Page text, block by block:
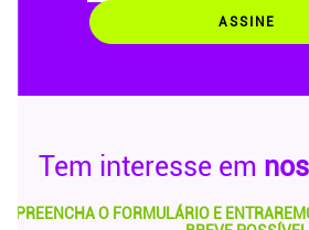
ASSINE
Tem interesse em
PREENCHA O FORMULÁRIO E